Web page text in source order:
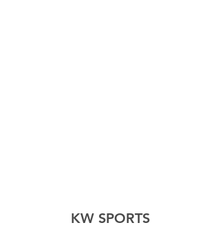
KW SPORTS